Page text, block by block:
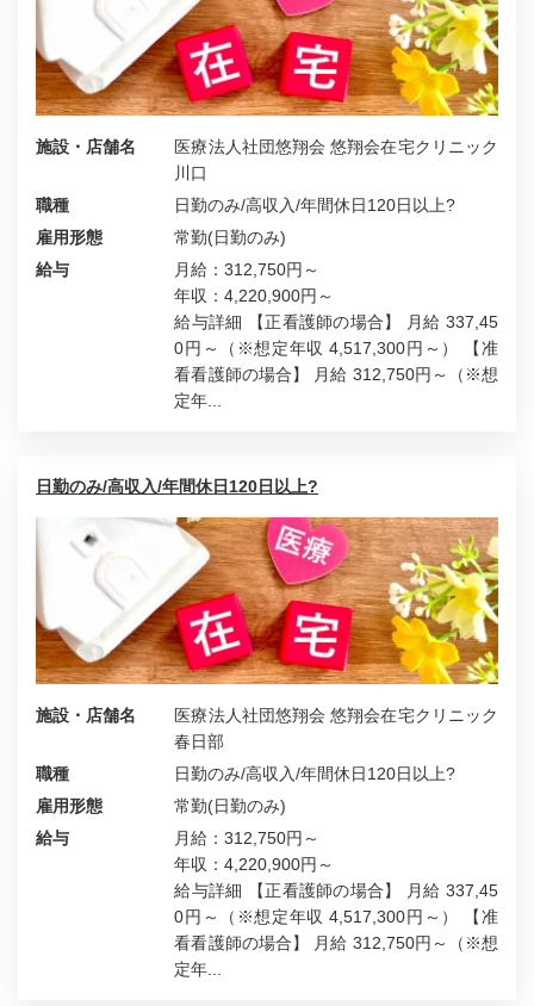
施設・店舗名
医療法人社団悠翔会 悠翔会在宅クリニック
川口
職種
日勤のみ/高収入/年間休日120日以上?
雇用形態
常勤(日勤のみ)
給与
月給：312,750円～
年収：4,220,900円～
給与詳細 【正看護師の場合】 月給 337,45
0円～（※想定年収 4,517,300円～） 【准
看看護師の場合】 月給 312,750円～（※想
定年...
日勤のみ/高収入/年間休日120日以上?
施設・店舗名
医療法人社団悠翔会 悠翔会在宅クリニック
春日部
職種
日勤のみ/高収入/年間休日120日以上?
雇用形態
常勤(日勤のみ)
給与
月給：312,750円～
年収：4,220,900円～
給与詳細 【正看護師の場合】 月給 337,45
0円～（※想定年収 4,517,300円～） 【准
看看護師の場合】 月給 312,750円～（※想
定年...